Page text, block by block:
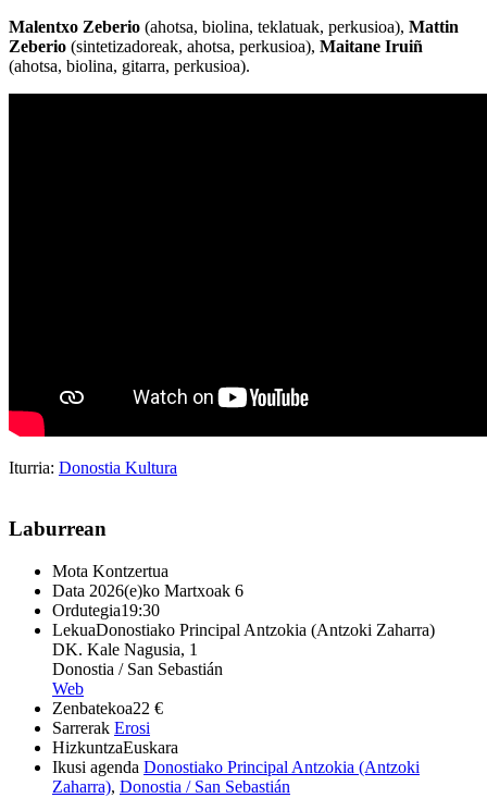
Malentxo Zeberio (ahotsa, biolina, teklatuak, perkusioa), Mattin
Zeberio (sintetizadoreak, ahotsa, perkusioa), Maitane Iruiñ
(ahotsa, biolina, gitarra, perkusioa).
Iturria: Donostia Kultura
Laburrean
Mota Kontzertua
Data 2026(e)ko Martxoak 6
Ordutegia19:30
LekuaDonostiako Principal Antzokia (Antzoki Zaharra)
DK. Kale Nagusia, 1
Donostia / San Sebastián
Web
Zenbatekoa22 €
Sarrerak Erosi
HizkuntzaEuskara
Ikusi agenda Donostiako Principal Antzokia (Antzoki
Zaharra), Donostia / San Sebastián